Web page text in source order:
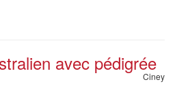
avec pédigrée
Ciney